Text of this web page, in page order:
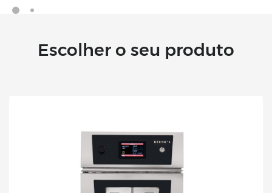
Escolher o seu produto